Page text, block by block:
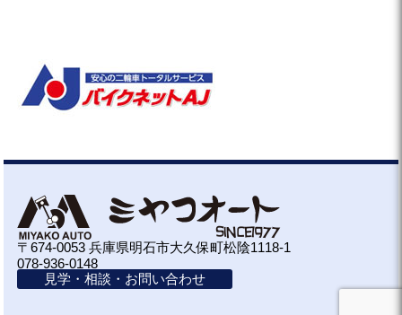
〒674-0053 兵庫県明石市大久保町松陰1118-1
078-936-0148
見学・相談・お問い合わせ